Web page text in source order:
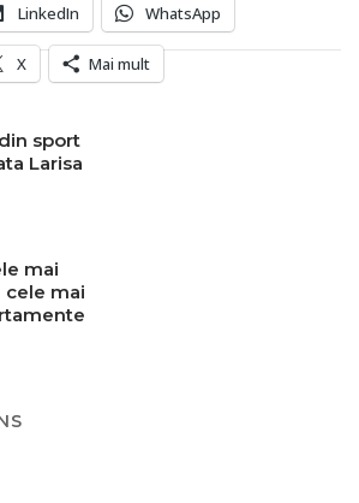
LinkedIn WhatsApp
X Mai mult
sport
Larisa
mai
cele mai